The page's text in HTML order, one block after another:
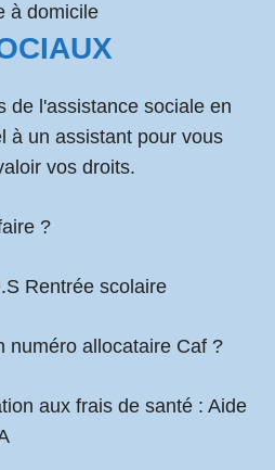
à domicile
de l'assistance sociale en
à un assistant pour vous
vos droits.
?
Rentrée scolaire
numéro allocataire Caf ?
aux frais de santé : Aide